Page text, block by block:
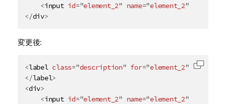
<input id="element_2" name="element_2"
</div>
変更後:
<label class="description" for="element_2"
</label>
<div>
<input id="element_2" name="element_2"
コード